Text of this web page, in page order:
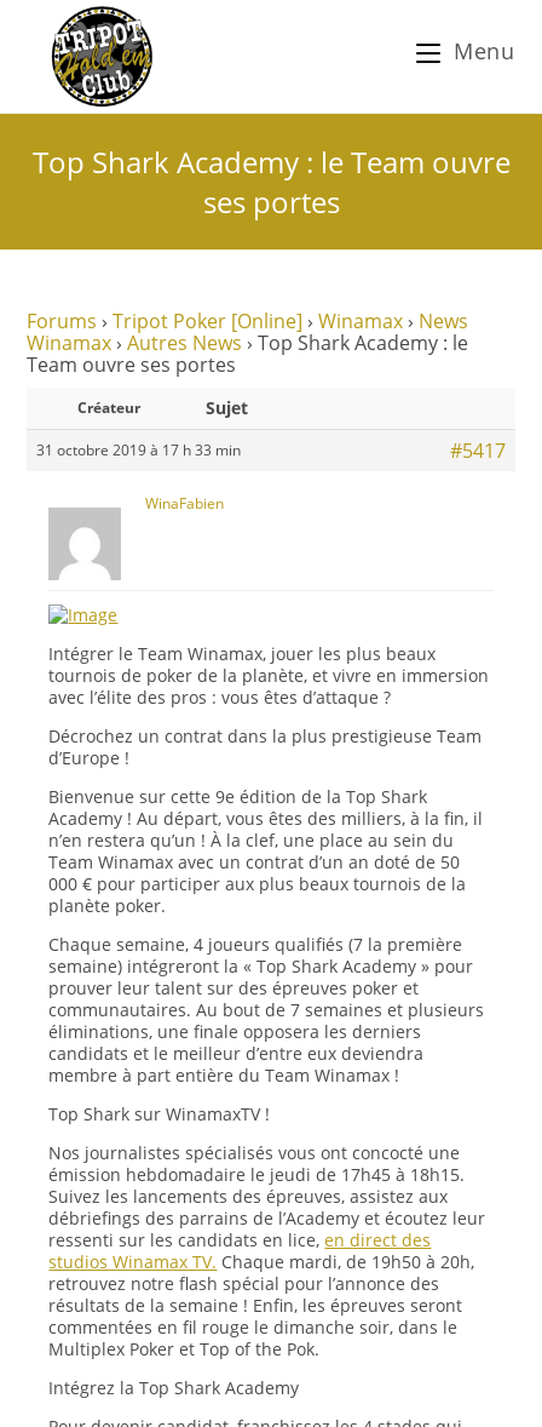
Menu
Top Shark Academy : le Team ouvre
ses portes
Forums › Tripot Poker [Online] › Winamax › News
Winamax › Autres News › Top Shark Academy : le
Team ouvre ses portes
Créateur Sujet
31 octobre 2019 à 17 h 33 min #5417
WinaFabien
Intégrer le Team Winamax, jouer les plus beaux
tournois de poker de la planète, et vivre en immersion
avec l’élite des pros : vous êtes d’attaque ?
Décrochez un contrat dans la plus prestigieuse Team
d’Europe !
Bienvenue sur cette 9e édition de la Top Shark
Academy ! Au départ, vous êtes des milliers, à la fin, il
n’en restera qu’un ! À la clef, une place au sein du
Team Winamax avec un contrat d’un an doté de 50
000 € pour participer aux plus beaux tournois de la
planète poker.
Chaque semaine, 4 joueurs qualifiés (7 la première
semaine) intégreront la « Top Shark Academy » pour
prouver leur talent sur des épreuves poker et
communautaires. Au bout de 7 semaines et plusieurs
éliminations, une finale opposera les derniers
candidats et le meilleur d’entre eux deviendra
membre à part entière du Team Winamax !
Top Shark sur WinamaxTV !
Nos journalistes spécialisés vous ont concocté une
émission hebdomadaire le jeudi de 17h45 à 18h15.
Suivez les lancements des épreuves, assistez aux
débriefings des parrains de l’Academy et écoutez leur
ressenti sur les candidats en lice,en direct des
studios Winamax TV. Chaque mardi, de 19h50 à 20h,
retrouvez notre flash spécial pour l’annonce des
résultats de la semaine ! Enfin, les épreuves seront
commentées en fil rouge le dimanche soir, dans le
Multiplex Poker et Top of the Pok.
Intégrez la Top Shark Academy